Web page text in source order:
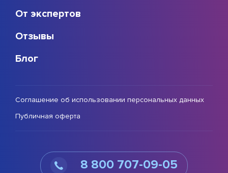
От экспертов
Отзывы
Блог
Соглашение об использовании персональных данных
Публичная оферта
8 800 707-09-05